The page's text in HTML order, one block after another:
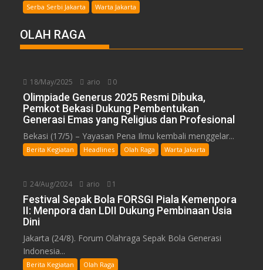
Serba Serbi Jakarta
Warta Jakarta
OLAH RAGA
18/May/2025 ario 0
Olimpiade Generus 2025 Resmi Dibuka,
Pemkot Bekasi Dukung Pembentukan
Generasi Emas yang Religius dan Profesional
Bekasi (17/5) – Yayasan Pena Ilmu kembali menggelar...
Berita Kegiatan Headlines Olah Raga Warta Jakarta
24/Aug/2024 ario 1
Festival Sepak Bola FORSGI Piala Kemenpora
II: Menpora dan LDII Dukung Pembinaan Usia
Dini
Jakarta (24/8). Forum Olahraga Sepak Bola Generasi
Indonesia...
Berita Kegiatan Olah Raga